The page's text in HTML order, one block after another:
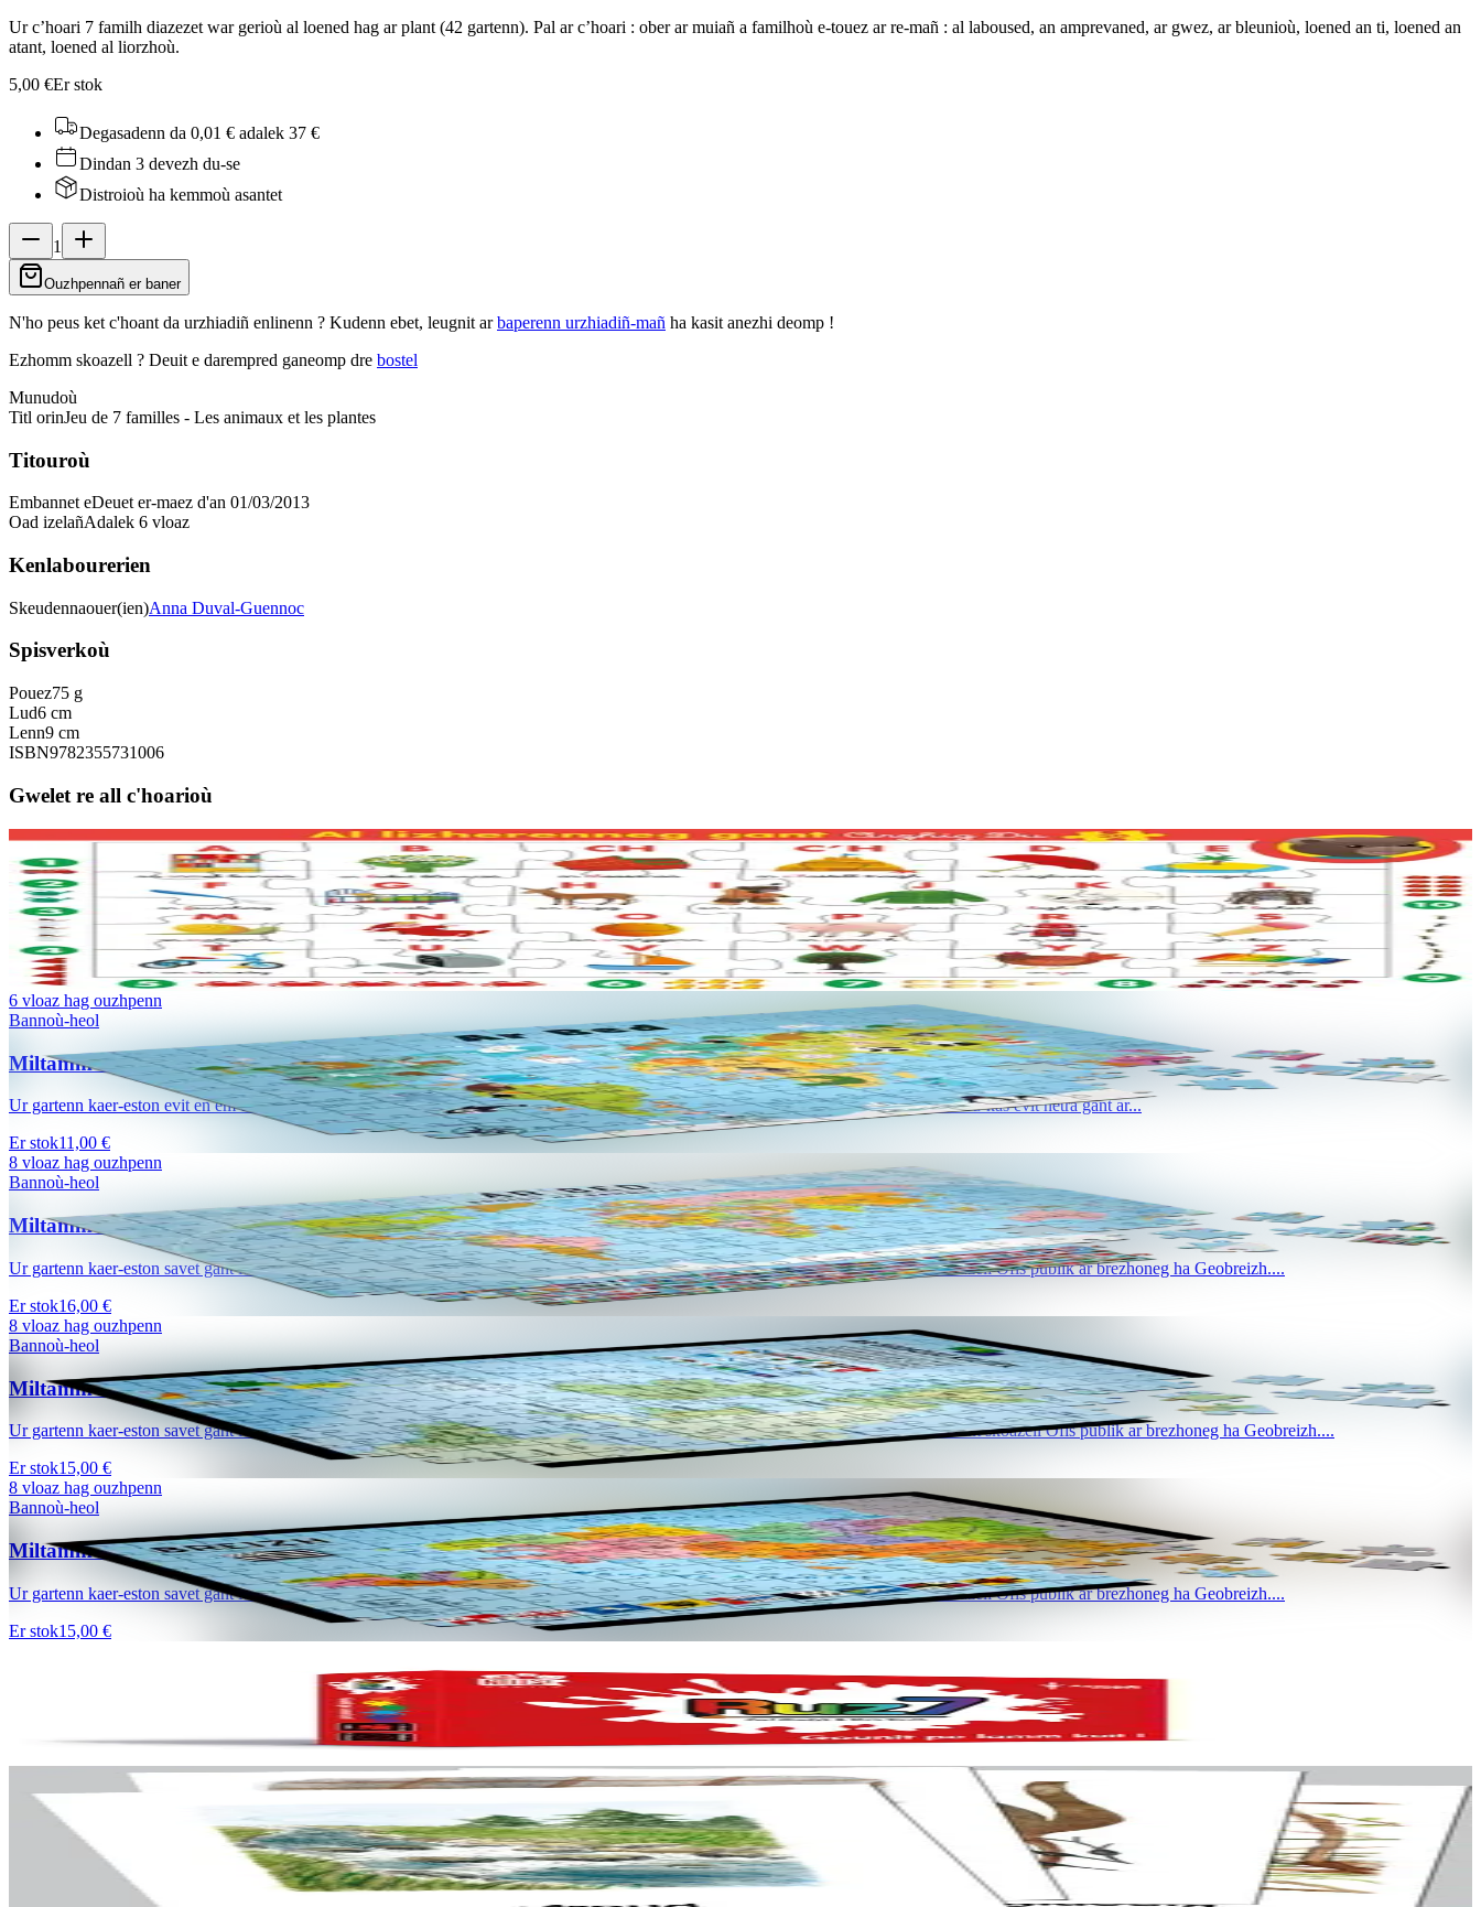
Ur c’hoari 7 familh diazezet war gerioù al loened hag ar plant (42 gartenn). Pal ar c’hoari : ober ar muiañ a familhoù e-touez ar re-mañ : al laboused, an amprevaned, ar gwez, ar bleunioù, loened an ti, loened an
atant, loened al liorzhoù.
5,00 €Er stok
Degasadenn da 0,01 € adalek 37 €
Dindan 3 devezh du-se
Distroioù ha kemmoù asantet
1
Ouzhpennañ er baner
N'ho peus ket c'hoant da urzhiadiñ enlinenn ? Kudenn ebet, leugnit arbaperenn urzhiadiñ-mañ ha kasit anezhi deomp !
Ezhomm skoazell ? Deuit e darempred ganeomp dre bostel
Munudoù
Titl orinJeu de 7 familles - Les animaux et les plantes
Titouroù
Embannet eDeuet er-maez d'an 01/03/2013
Oad izelañAdalek 6 vloaz
Kenlabourerien
Skeudennaouer(ien)Anna Duval-Guennoc
Spisverkoù
Pouez75 g
Lud6 cm
Lenn9 cm
ISBN9782355731006
Gwelet re all c'hoarioù
3 bloaz hag ouzhpenn
Bannoù-heol
Miltamm "Lizherenneg Arzhig Du" (30 tamm)
Kentañ lizherenneg Arzhig Du e brezhoneg dindan stumm ur miltamm evit en em dommañ ouzh al lenn ha deskiñ en ur c'hoari. Gant skoazell Ofis publik ar Brezhoneg....
Er stok8,00 €
6 vloaz hag ouzhpenn
Bannoù-heol
Miltamm Kartenn ar Bed (280 tamm)
Ur gartenn kaer-eston evit en em dommañ ouzh douaroniezh ar Bed ha deskiñ en ur c'hoari. Gant skoazell Ofis Publik ar Brezhoneg. Mizoù-kas evit netra gant ar...
Er stok11,00 €
8 vloaz hag ouzhpenn
Bannoù-heol
Miltamm Kartenn ar Bed (1000 tamm)
Ur gartenn kaer-eston savet gant Mikael Bodlore-Penlaez evit en em dommañ ouzh douaroniezh ar Bed ha deskiñ en ur c'hoari. Gant skoazell Ofis publik ar brezhoneg ha Geobreizh....
Er stok16,00 €
8 vloaz hag ouzhpenn
Bannoù-heol
Miltamm Broadoù keltiek (500 tamm)
Ur gartenn kaer-eston savet gant Mikael Bodlore-Penlaez en em dommañ ouzh douaroniezh ar broadoù keltiek ha deskiñ en ur c'hoari. Gant skoazell Ofis publik ar brezhoneg ha Geobreizh....
Er stok15,00 €
8 vloaz hag ouzhpenn
Bannoù-heol
Miltamm Breizh (500 tamm) - Eil embann
Ur gartenn kaer-eston savet gant Mikael Bodlore-Penlaez evit en em dommañ ouzh douaroniezh Breizh ha deskiñ en ur c'hoari. Gant skoazell Ofis publik ar brezhoneg ha Geobreizh....
Er stok15,00 €
2 vloaz hag ouzhpenn
TES
A-rummadoù
126 kartenn-skeudenn da renkañ dre rummadoù : loened, plant, traoù… Diwar mennozh Isabelle Le Nabat.